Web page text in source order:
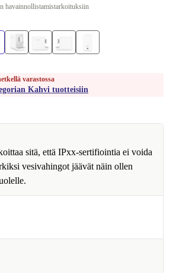
havainnollistamistarkoituksiin
varastossa
Kahvi tuotteisiin
sitä, että IPxx-sertifiointia ei voida
vesivahingot jäävät näin ollen